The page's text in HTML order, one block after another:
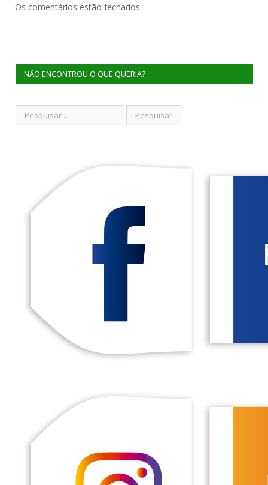
Os comentários estão fechados.
NÃO ENCONTROU O QUE QUERIA?